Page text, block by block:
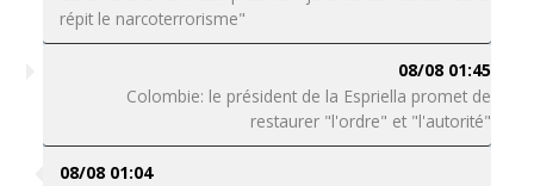
répit le narcoterrorisme"
08/08 01:45
Colombie: le président de la Espriella promet de
restaurer "l'ordre" et "l'autorité"
08/08 01:04